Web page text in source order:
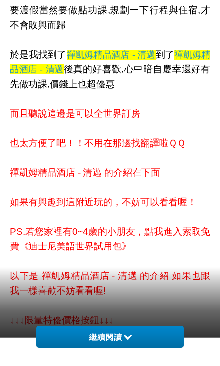
要渡假當然要做點功課,規劃一下行程與住宿,才
不會敗興而歸
於是我找到了 禪凱姆精品酒店 - 清邁到了禪凱姆精
品酒店 - 清邁後真的好喜歡,心中暗自慶幸還好有
先做功課,價錢上也超優惠
而且聽說這邊是可以全世界訂房
也太方便了吧！！不用在那邊找翻譯啦ＱＱ
禪凱姆精品酒店 - 清邁 的介紹在下面
如果有興趣到這附近玩的，不妨可以看看喔！
PS.若您家裡有0~4歲的小朋友，點我進入索取免
費《迪士尼美語世界試用包》
以下是 禪凱姆精品酒店 - 清邁 的介紹 如果也跟
我一樣喜歡不妨看看喔!
↓↓↓限量特優價格按鈕↓↓↓
繼續閱讀